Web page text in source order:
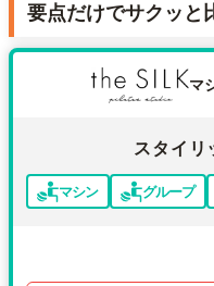
要点だけでサクッと
マ
スタイリ
マシン グループ